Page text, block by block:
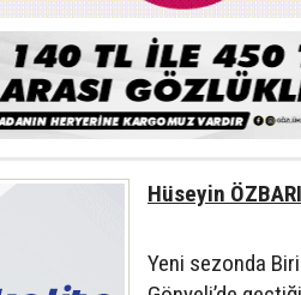
Hüseyin
Yeni sezonda